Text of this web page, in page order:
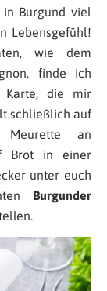
Burgund viel
Lebensgefühl!
wie dem
finde ich
Karte, die mir
schließlich auf
Meurette an
Brot in einer
unter euch
Burgunder